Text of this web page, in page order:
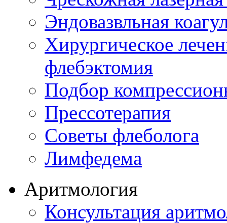
Эндовазвльная
Хирургическое
флебэктомия
Подбор
Прессотерапия
Советы флеболога
Лимфедема
Аритмология
Консультация